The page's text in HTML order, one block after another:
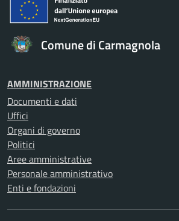
Comune di Carmagnola
AMMINISTRAZIONE
Documenti e dati
Uffici
Organi di governo
Politici
Aree amministrative
Personale amministrativo
Enti e fondazioni